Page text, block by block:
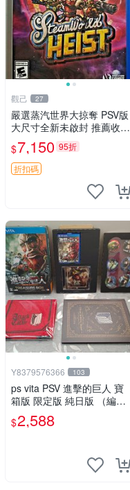
觀己 27
嚴選蒸汽世界大掠奪 PSV版
大尺寸全新未啟封 推薦收藏
蒸汽遊戲 手機遊戲 游戲卡
帶
$7,150 95折
折扣碼
Y8379576366 103
ps vita PSV 進擊的巨人 寶
箱版 限定版 純日版 （編號1
8）
$2,588